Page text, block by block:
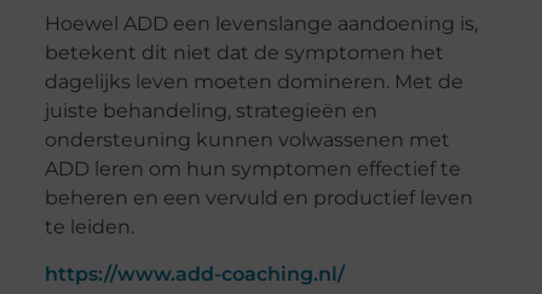
Hoewel ADD een levenslange aandoening is,
betekent dit niet dat de symptomen het
dagelijks leven moeten domineren. Met de
juiste behandeling, strategieën en
ondersteuning kunnen volwassenen met
ADD leren om hun symptomen effectief te
beheren en een vervuld en productief leven
te leiden.
https://www.add-coaching.nl/